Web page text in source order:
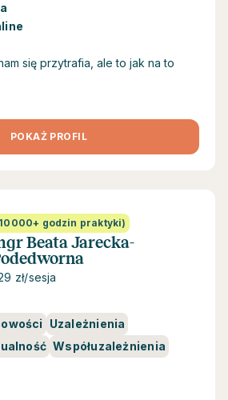
się przytrafia, ale to jak na to
POKAŻ PROFIL
godzin praktyki)
Beata Jarecka-
zł/sesja
Uzależnienia
Współuzależnienia